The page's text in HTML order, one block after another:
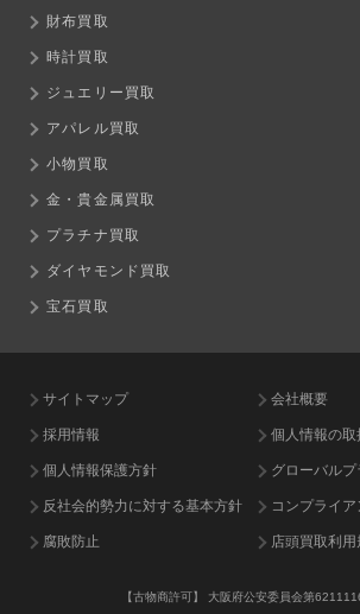
財布買取
時計買取
ジュエリー買取
アパレル買取
小物買取
金・貴金属買取
プラチナ買取
ダイヤモンド買取
宝石買取
サイトマップ 会社概要
採用情報 個人情報の取
個人情報保護方針 グローバル
反社会的勢力に対する基本方針 コンプライ
腐敗防止 店頭買取利用
【古物商許可】 大阪府公安委員会第